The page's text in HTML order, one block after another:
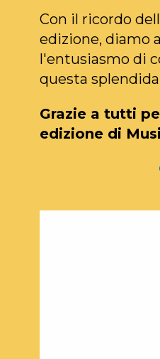
Con il ricordo
edizione, diamo
l'entusiasmo di
questa
Grazie a tutti
edizione di